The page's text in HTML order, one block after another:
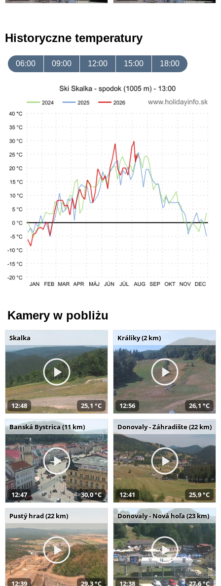
Historyczne temperatury
06:00 09:00 12:00 15:00 18:00
Kamery w pobliżu
Skalka
12:48 25,1 °C
Králiky (2 km)
12:56 26,1 °C
Banská Bystrica (11 km)
12:47 30,0 °C
Donovaly - Záhradište (22 km)
12:41 25,9 °C
Pustý hrad (22 km)
12:39 29,3 °C
Donovaly - Nová hoľa (23 km)
12:38 27,6 °C